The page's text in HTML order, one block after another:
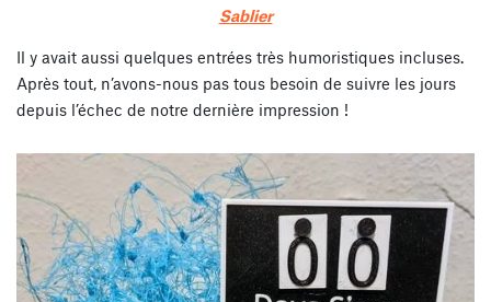
Sablier
Il y avait aussi quelques entrées très humoristiques incluses.
Après tout, n’avons-nous pas tous besoin de suivre les jours
depuis l’échec de notre dernière impression !